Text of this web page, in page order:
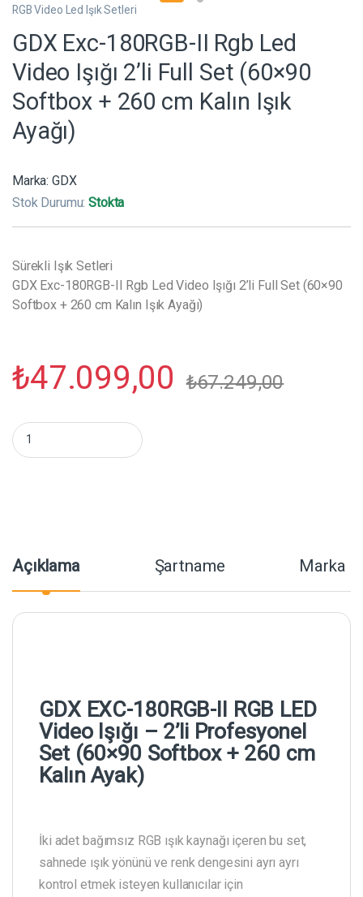
RGB Video Led Işık Setleri
GDX Exc-180RGB-II Rgb Led
Video Işığı 2’li Full Set (60×90
Softbox + 260 cm Kalın Işık
Ayağı)
Marka: GDX
Stok Durumu:Stokta
Sürekli Işık Setleri
GDX Exc-180RGB-II Rgb Led Video Işığı 2’li Full Set (60×90
Softbox + 260 cm Kalın Işık Ayağı)
₺47.099,00 ₺67.249,00
GDX Exc-180RGB-II Rgb Led Video Işığı 2'li Full Set (60x90
Açıklama Şartname Marka
GDX EXC-180RGB-II RGB LED
Video Işığı – 2’li Profesyonel
Set (60×90 Softbox + 260 cm
Kalın Ayak)
İki adet bağımsız RGB ışık kaynağı içeren bu set,
sahnede ışık yönünü ve renk dengesini ayrı ayrı
kontrol etmek isteyen kullanıcılar için